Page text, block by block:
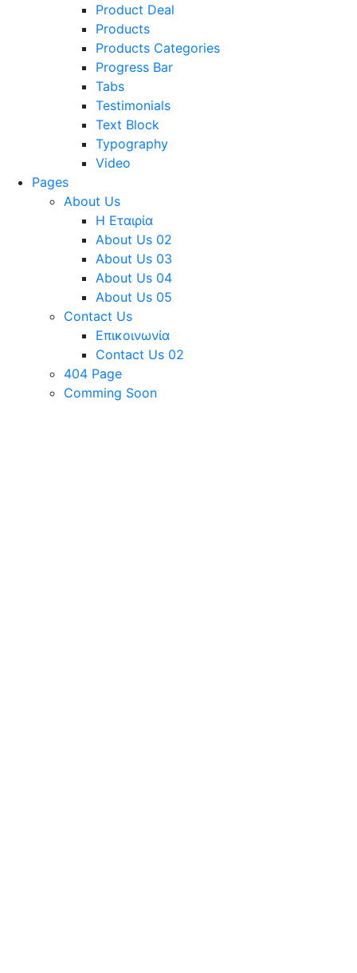
Product Deal
Products
Products Categories
Progress Bar
Tabs
Testimonials
Text Block
Typography
Video
Pages
About Us
Η Εταιρία
About Us 02
About Us 03
About Us 04
About Us 05
Contact Us
Επικοινωνία
Contact Us 02
404 Page
Comming Soon